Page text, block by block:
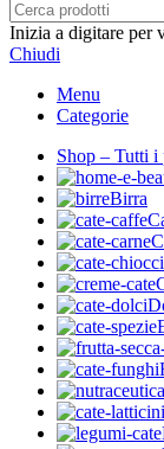
Inizia a digitare per
Chiudi
Menu
Categorie
Shop – Tutti i
Birra